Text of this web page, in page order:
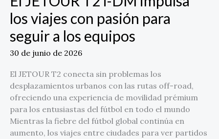
los viajes con pasión para
seguir a los equipos
30 de junio de 2026
El JETOUR T2 conecta sin problemas los
desplazamientos urbanos con las rutas off-road,
ofreciendo una experiencia de movilidad prémium
para los entusiastas del fútbol en todo el mundo
Mientras la fiebre del fútbol global continúa en
aumento, los viajes entre ciudades para ver partidos
seguir
a
los
equipos